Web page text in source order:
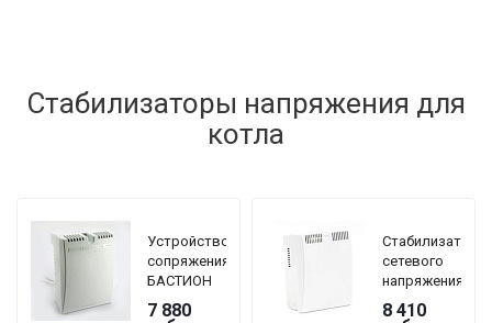
Стабилизаторы напряжения для
котла
Устройство
сопряжения
БАСТИОН
TEPLOCOM
7 880
Стабилизатор
сетевого
напряжения
TEPLOCOM
8 410